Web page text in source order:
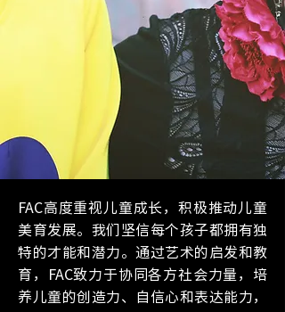
FAC高度重视儿童成长，积极推动儿童
美育发展。我们坚信每个孩子都拥有独
特的才能和潜力。通过艺术的启发和教
育，FAC致力于协同各方社会力量，培
养儿童的创造力、自信心和表达能力，